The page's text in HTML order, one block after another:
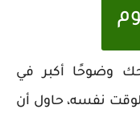
وضوحًا أكبر في
نفسه، حاول أن